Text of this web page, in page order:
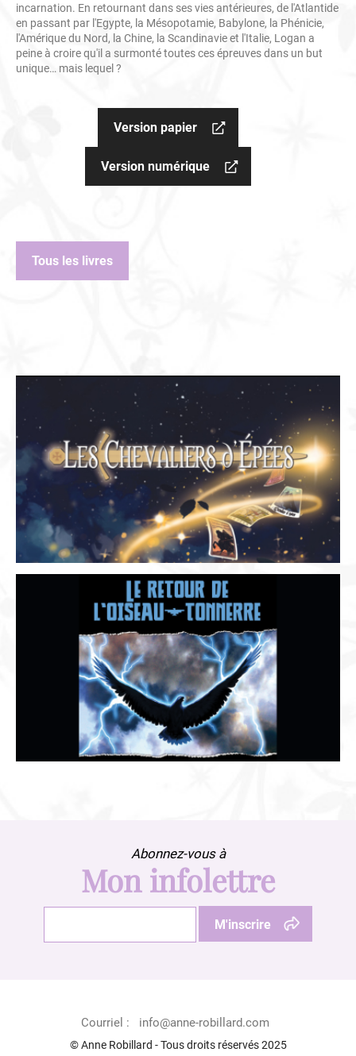
incarnation. En retournant dans ses vies antérieures, de l'Atlantide
en passant par l'Egypte, la Mésopotamie, Babylone, la Phénicie,
l'Amérique du Nord, la Chine, la Scandinavie et l'Italie, Logan a
peine à croire qu'il a surmonté toutes ces épreuves dans un but
unique… mais lequel ?
Version papier
Version numérique
Tous les livres
Abonnez-vous à
Mon infolettre
Courriel : info@anne-robillard.com
© Anne Robillard - Tous droits réservés 2025